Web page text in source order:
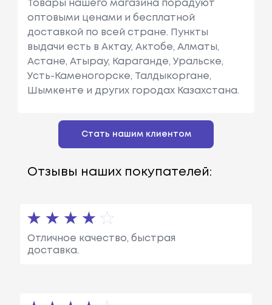
Товары нашего магазина порадуют
оптовыми ценами и бесплатной
доставкой по всей стране. Пункты
выдачи есть в Актау, Актобе, Алматы,
Астане, Атырау, Караганде, Уральске,
Усть-Каменогорске, Талдыкоргане,
Шымкенте и других городах Казахстана.
Стать нашим клиентом
Отзывы наших покупателей:
Отличное качество, быстрая
доставка.